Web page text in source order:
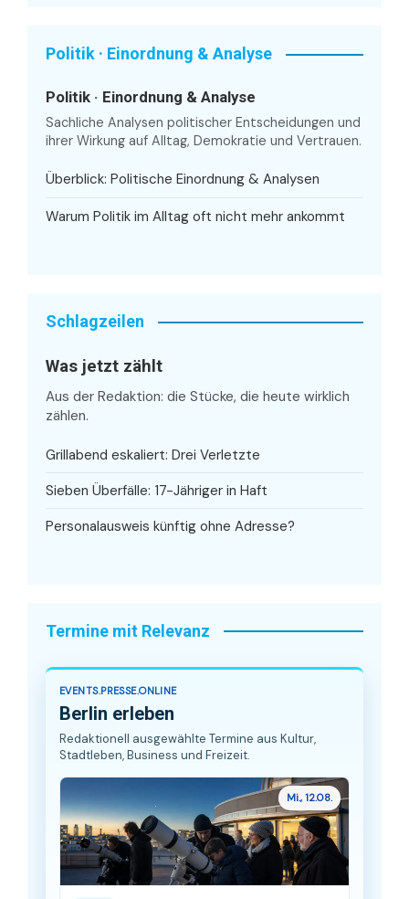
Politik · Einordnung & Analyse
Politik · Einordnung & Analyse
Sachliche Analysen politischer Entscheidungen und
ihrer Wirkung auf Alltag, Demokratie und Vertrauen.
Überblick: Politische Einordnung & Analysen
Warum Politik im Alltag oft nicht mehr ankommt
Schlagzeilen
Was jetzt zählt
Aus der Redaktion: die Stücke, die heute wirklich
zählen.
Grillabend eskaliert: Drei Verletzte
Sieben Überfälle: 17-Jähriger in Haft
Personalausweis künftig ohne Adresse?
Termine mit Relevanz
EVENTS.PRESSE.ONLINE
Berlin erleben
Redaktionell ausgewählte Termine aus Kultur,
Stadtleben, Business und Freizeit.
Mi., 12.08.